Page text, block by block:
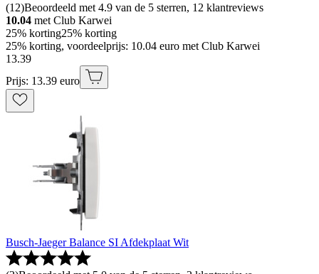
(12)Beoordeeld met 4.9 van de 5 sterren, 12 klantreviews
10.04 met Club Karwei
25% korting25% korting
25% korting, voordeelprijs: 10.04 euro met Club Karwei
13.39
Prijs: 13.39 euro
Busch-Jaeger Balance SI Afdekplaat Wit